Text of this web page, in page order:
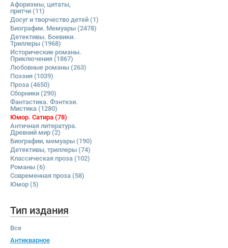
Афоризмы, цитаты,
притчи (11)
Досуг и творчество детей (1)
Биографии. Мемуары (2478)
Детективы. Боевики.
Триллеры (1968)
Исторические романы.
Приключения (1867)
Любовные романы (263)
Поэзия (1039)
Проза (4650)
Сборники (290)
Фантастика. Фэнтези.
Мистика (1280)
Юмор. Сатира (78)
Античная литература.
Древний мир (2)
Биографии, мемуары (190)
Детективы, триллеры (74)
Классическая проза (102)
Романы (6)
Современная проза (58)
Юмор (5)
Тип издания
Все
Антикварное